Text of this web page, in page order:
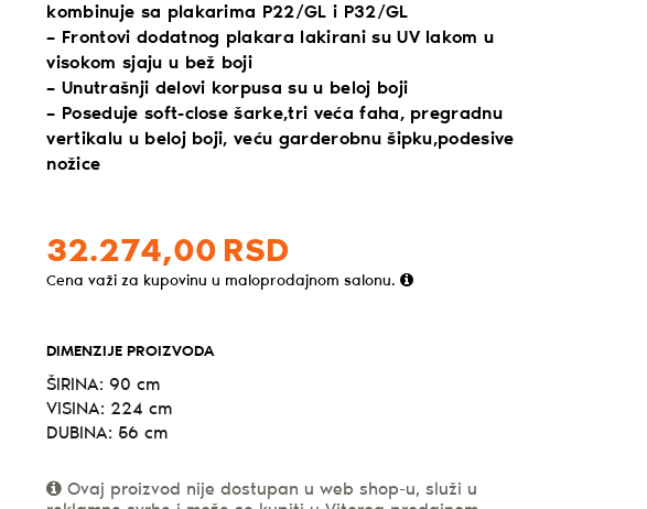
kombinuje sa plakarima P22/GL i P32/GL
– Frontovi dodatnog plakara lakirani su UV lakom u
visokom sjaju u bež boji
– Unutrašnji delovi korpusa su u beloj boji
– Poseduje soft-close šarke,tri veća faha, pregradnu
vertikalu u beloj boji, veću garderobnu šipku,podesive
nožice
32.274,00 RSD
Cena važi za kupovinu u maloprodajnom salonu.
DIMENZIJE PROIZVODA
ŠIRINA: 90 cm
VISINA: 224 cm
DUBINA: 56 cm
Ovaj proizvod nije dostupan u web shop-u, služi u